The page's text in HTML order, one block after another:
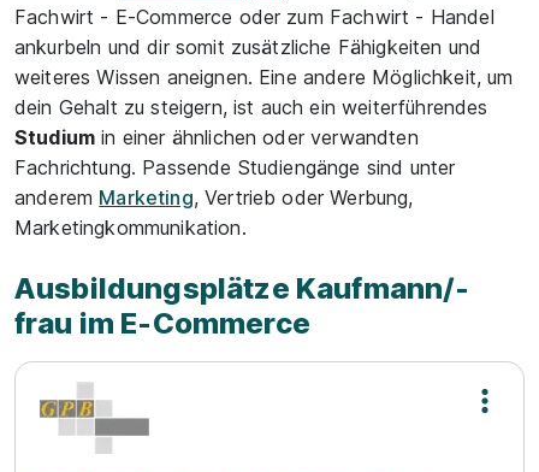
Fachwirt - E-Commerce oder zum Fachwirt - Handel
ankurbeln und dir somit zusätzliche Fähigkeiten und
weiteres Wissen aneignen. Eine andere Möglichkeit, um
dein Gehalt zu steigern, ist auch ein weiterführendes
Studium in einer ähnlichen oder verwandten
Fachrichtung. Passende Studiengänge sind unter
anderem Marketing, Vertrieb oder Werbung,
Marketingkommunikation.
Ausbildungsplätze Kaufmann/-
frau im E-Commerce